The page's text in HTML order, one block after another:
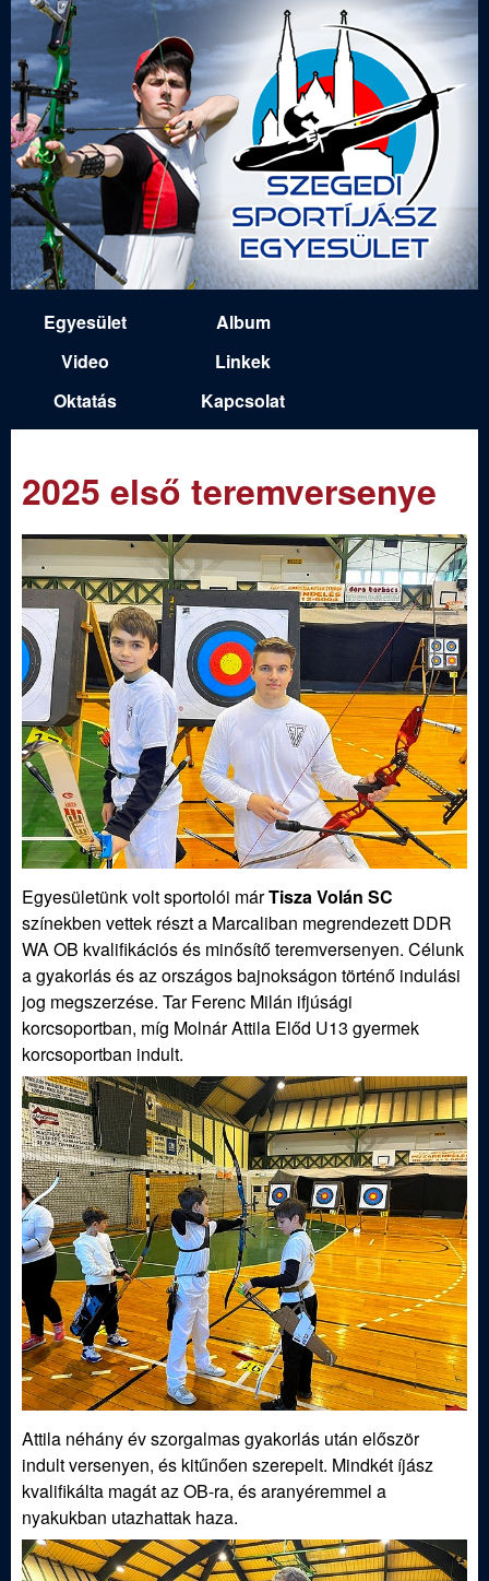
Ugrás
a
tartalomra
e
g
e
d
S
p
o
r
á
s
z
E
g
y
e
s
ü
i
m
e
n
u
Egyesület
Album
Video
Linkek
Oktatás
Kapcsolat
2025 első teremversenye
Egyesületünk volt sportolói márTisza Volán SC
színekben vettek részt a Marcaliban megrendezett DDR
WA OB kvalifikációs és minősítő teremversenyen. Célunk
a gyakorlás és az országos bajnokságon történő indulási
jog megszerzése. Tar Ferenc Milán ifjúsági
korcsoportban, míg Molnár Attila Előd U13 gyermek
korcsoportban indult.
Attila néhány év szorgalmas gyakorlás után először
indult versenyen, és kitűnően szerepelt. Mindkét íjász
kvalifikálta magát az OB-ra, és aranyéremmel a
nyakukban utazhattak haza.